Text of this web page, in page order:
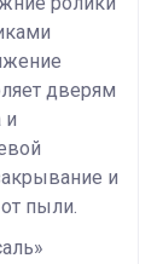
дверям
и
и
пыли.